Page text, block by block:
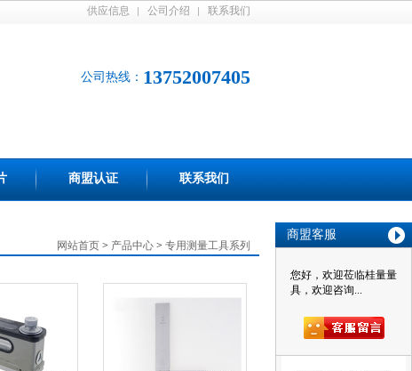
商盟客服
您好，欢迎莅临桂量量
具，欢迎咨询...
供应信息 公司介绍 联系我们
公司热线： 13752007405
商盟认证 联系我们
网站首页 > 产品中心 > 专用测量工具系列